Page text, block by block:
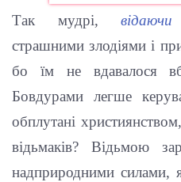
Так мудрі, відаючи
страшними злодіями і
бо їм не вдавалося
Бовдурами легше
обплутані
відьмаків? Відьмою
надприродними силами,